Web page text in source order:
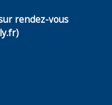
rendez-vous